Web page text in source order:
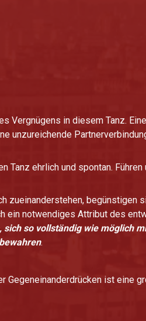
Vergnügens in diesem Tanz.
unzureichende
Tanz ehrlich und spontan. Führen
zueinanderstehen, begünstigen
ein notwendiges Attribut des
sich so vollständig wie möglich
.
Gegeneinanderdrücken ist eine